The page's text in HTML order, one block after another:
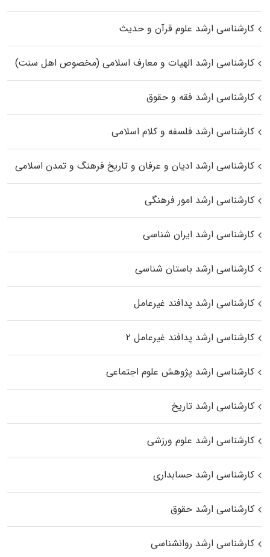
کارشناسی ارشد علوم قرآن و حدیث
کارشناسی ارشد الهیات و معارف اسلامی (مخصوص اهل سنت)
کارشناسی ارشد فقه و حقوق
کارشناسی ارشد فلسفه و کلام اسلامی
کارشناسی ارشد ادیان و عرفان و تاریخ فرهنگ و تمدن اسلامی
کارشناسی ارشد امور فرهنگی
کارشناسی ارشد ایران شناسی
کارشناسی ارشد باستان شناسی
کارشناسی ارشد پدافند غیرعامل
کارشناسی ارشد پدافند غیرعامل ۲
کارشناسی ارشد پژوهش علوم اجتماعی
کارشناسی ارشد تاریخ
کارشناسی ارشد علوم ورزشی
کارشناسی ارشد حسابداری
کارشناسی ارشد حقوق
کارشناسی ارشد روانشناسی